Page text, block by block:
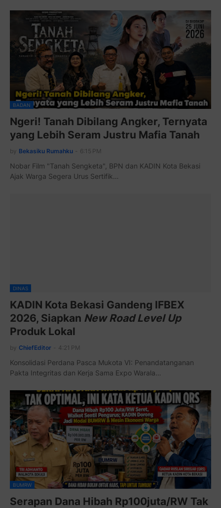
BADAN
Ngeri! Tanah Dibilang Angker, Ternyata
yang Lebih Seram Justru Mafia Tanah
by Bekasiku Rumahku 6:15 PM
Nobar Film "Tanah Sengketa", BPN dan KADIN Kota Bekasi
Ajak Warga Segera Urus Sertifik…
DINAS
KADIN Kota Bekasi Gandeng IFBEX
2026, Siapkan New Road Level Up
Produk Lokal
by ChiefEditor 4:21 PM
Konsolidasi Perdana Pasca Mukota VI: Penandatanganan
Pakta Integritas dan Kerja Sama Expo Warala…
BUMRW
Serapan Dana Hibah Rp100juta/RW Tak